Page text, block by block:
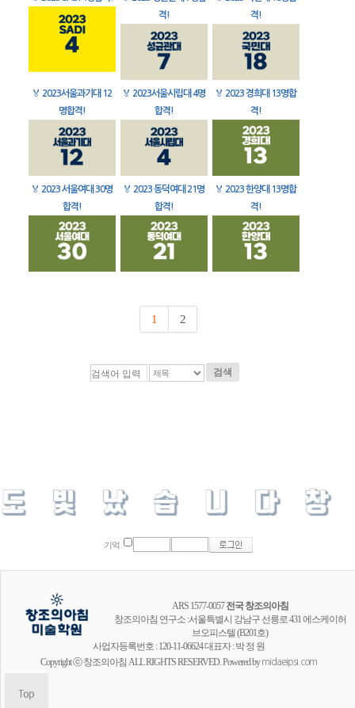
격!
격!
🏅 2023서울과기대 12
명합격!
🏅 2023서울시립대 4명
합격!
🏅 2023 경희대 13명합
격!
🏅 2023 서울여대 30명
합격!
🏅 2023 동덕여대 21명
합격!
🏅 2023 한양대 13명합
격!
1 2
검색
기억
ARS 1577-0057전국 창조의아침
창조의아침 연구소 :서울특별시 강남구 선릉로 431 에스케이허
브오피스텔 (B201호)
사업자등록번호 : 120-11-06624 대표자 : 박 정 원
Copyright ⓒ 창조의아침 ALL RIGHTS RESERVED. Powered bymidaeipsi.com